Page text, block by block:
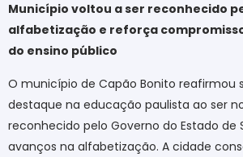
Município voltou a ser reconhecido
alfabetização e reforça
do ensino público
O município de Capão Bonito reafirmou
destaque na educação paulista ao ser
reconhecido pelo Governo do Estado de
avanços na alfabetização. A cidade